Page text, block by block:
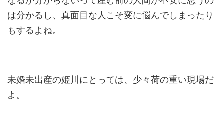
は分かるし、真面目な人こそ変に悩んでしまったり
もするよね。
未婚未出産の姫川にとっては、少々荷の重い現場だ
よ。